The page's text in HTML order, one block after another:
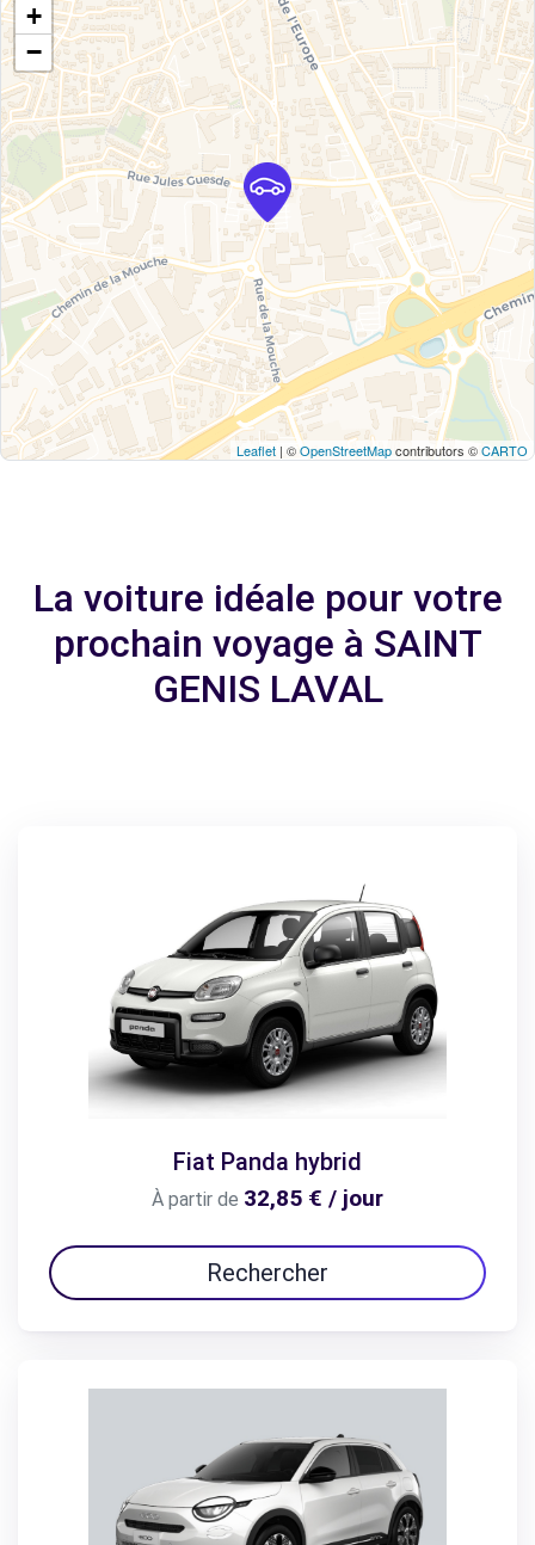
+
−
Leaflet | ©OpenStreetMapcontributors ©CARTO
La voiture idéale pour votre
prochain voyage à SAINT
GENIS LAVAL
Fiat Panda hybrid
À partir de 32,85 € / jour
Rechercher